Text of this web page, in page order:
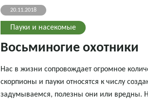
20.11.2018
Пауки и насекомые
Восьминогие охотники
Нас в жизни сопровождает огромное
скорпионы и пауки относятся к числу
задумываемся, полезны они или вредны.